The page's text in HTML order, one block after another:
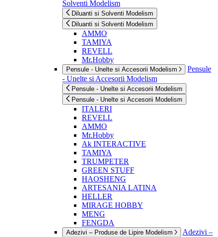
Solventi Modelism
Diluanti si Solventi Modelism
Diluanti si Solventi Modelism
AMMO
TAMIYA
REVELL
Mr.Hobby
Pensule - Unelte si Accesorii Modelism
Pensule
- Unelte si Accesorii Modelism
Pensule - Unelte si Accesorii Modelism
Pensule - Unelte si Accesorii Modelism
ITALERI
REVELL
AMMO
Mr.Hobby
Ak INTERACTIVE
TAMIYA
TRUMPETER
GREEN STUFF
HAOSHENG
ARTESANIA LATINA
HELLER
MIRAGE HOBBY
MENG
FENGDA
Adezivi – Produse de Lipire Modelism
Adezivi –